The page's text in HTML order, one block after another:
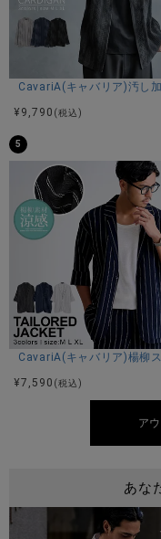
素材にポリエステルを
くいのが特徴的。
また、伸縮性に優れて
インナーに無地のシャ
仕上がります。
※モデル画像は照明な
がございます。
サイズ(cm)
M：着丈84身幅48肩幅
L：着丈87身幅51肩幅
XL：着丈89身幅55肩
※平置き計測。
裏地：ポリエステル
CavariA(キャバリア)汚し
¥ 9,790 (税込)
5
CavariA(キャバリア)楊柳
¥7,590 (税込)
ア
あな